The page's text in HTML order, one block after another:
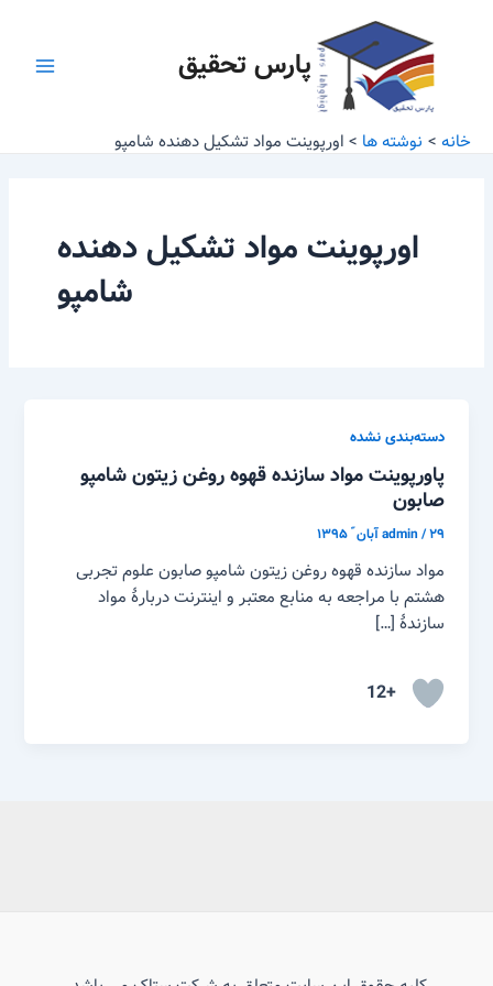
پارس تحقیق
خانه نوشته ها اورپوینت مواد تشکیل دهنده شامپو
اورپوینت مواد تشکیل دهنده
شامپو
دسته‌بندی نشده
پاورپوینت مواد سازنده قهوه روغن زیتون شامپو
صابون
admin/۲۹ آبان ّ ۱۳۹۵
مواد سازنده قهوه روغن زیتون شامپو صابون علوم تجربی
هشتم با مراجعه به منابع معتبر و اینترنت دربارهٔ مواد
سازندهٔ […]
+12